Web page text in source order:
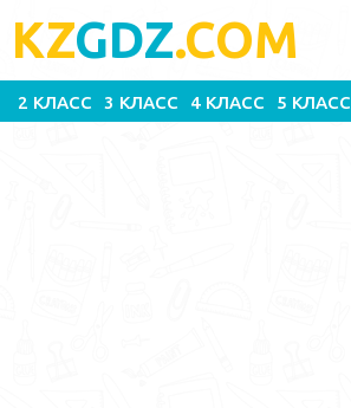
KZGDZ.COM
2 КЛАСС 3 КЛАСС 4 КЛАСС 5 КЛАСС